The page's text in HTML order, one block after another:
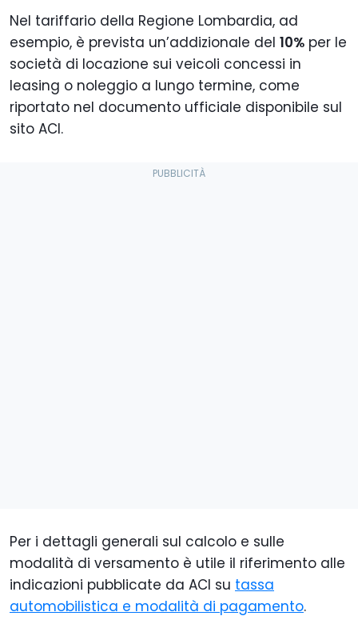
Nel tariffario della Regione Lombardia, ad
esempio, è prevista un’addizionale del 10% per le
società di locazione sui veicoli concessi in
leasing o noleggio a lungo termine, come
riportato nel documento ufficiale disponibile sul
sito ACI.
Per i dettagli generali sul calcolo e sulle
modalità di versamento è utile il riferimento alle
indicazioni pubblicate da ACI su tassa
automobilistica e modalità di pagamento.